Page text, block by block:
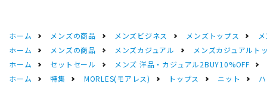
ホーム メンズの商品 メンズビジネス メンズトップス
ホーム
メンズの商品 メンズカジュアル
メンズカジュアルト
ホーム
セットセール
メンズ 洋品・カジュアル2BUY10%OFF
ホーム
特集 MORLES(モアレス) トップス ニット